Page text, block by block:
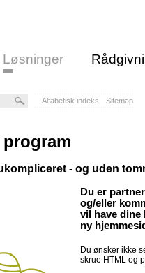
Løsninger
Alfabetisk indeks Sitemap
program
- og uden
Du er
og/eller
vil have dine
ny
Du ønsker ikke
skrue HTML og